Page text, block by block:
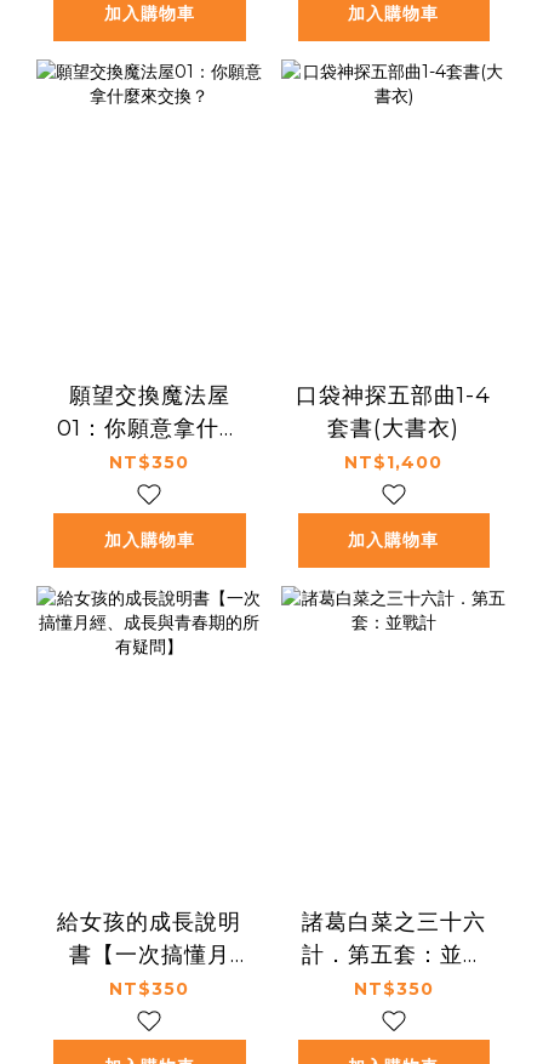
加入購物車 加入購物車
願望交換魔法屋
01：你願意拿什麼
來交換？
NT$350
加入購物車
口袋神探五部曲1-4
套書(大書衣)
NT$1,400
加入購物車
給女孩的成長說明
書【一次搞懂月
經、成長與青春期
的所有疑問】
NT$350
諸葛白菜之三十六
計．第五套：並戰
計
NT$350